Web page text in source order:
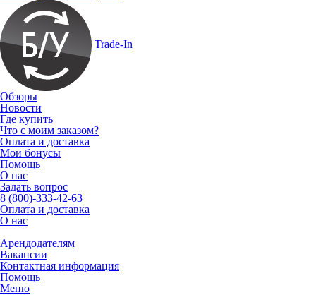
Trade-In
Обзоры
Новости
Где купить
Что с моим заказом?
Оплата и доставка
Мои бонусы
Помощь
О нас
Задать вопрос
8 (800)-333-42-63
Оплата и доставка
О нас
Арендодателям
Вакансии
Контактная информация
Помощь
Меню